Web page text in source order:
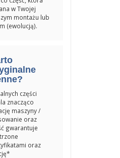
w Twojej
montażu lub
(ewolucją).
części
znacząco
maszyny /
oraz
gwarantuje
oraz